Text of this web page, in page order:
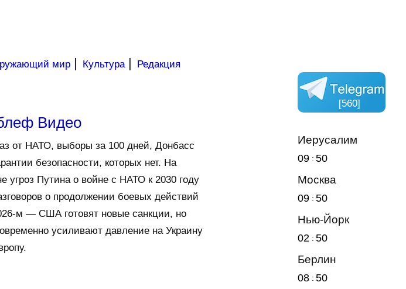
мир | Культура | Редакция
[560]
Иерусалим
09 50
Москва
09 50
Нью-Йорк
02 50
Берлин
08 50
Видео
от НАТО, выборы за 100 дней, Донбасс
безопасности, которых нет. На
угроз Путина о войне с НАТО к 2030 году
о продолжении боевых действий
м — США готовят новые санкции, но
усиливают давление на Украину